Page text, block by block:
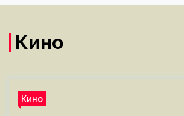
Кино
Кино